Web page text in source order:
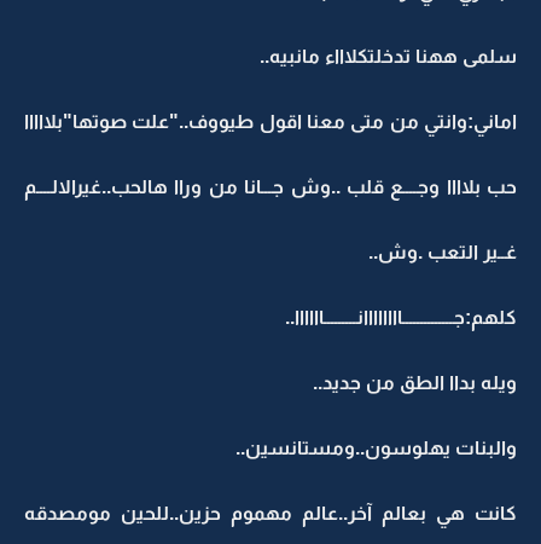
سلمى ههنا تدخلتكلاااء مانبيه..
اماني:وانتي من متى معنا اقول طيووف.."علت صوتها"بلااااا
حب بلاااا وجــــع قلب ..وش جـــانا من وراا هالحب..غيرالالــــم
غــير التعب .وش..
كلهم:جــــــــــــــاااااااانـــــــــاااااا..
ويله بداا الطق من جديد..
والبنات يهلوسون..ومستانسين..
كانت هي بعالم آخر..عالم مهموم حزين..للحين مومصدقه